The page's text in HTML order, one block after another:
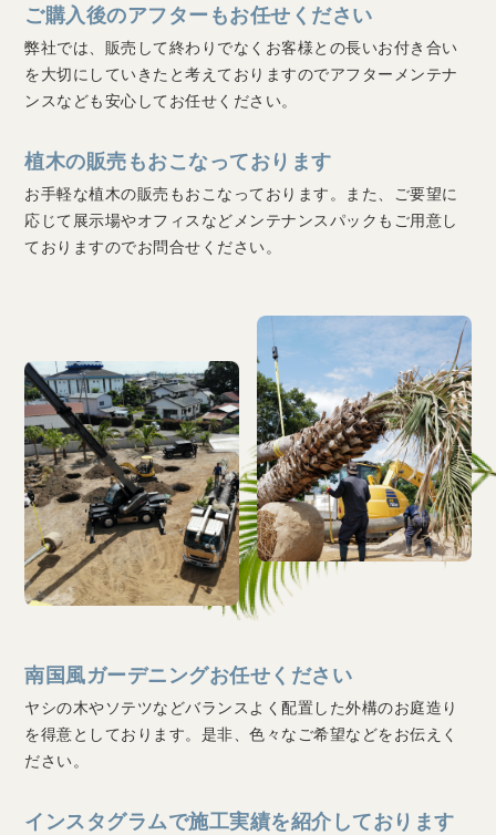
ご購入後のアフターもお任せください
弊社では、販売して終わりでなくお客様との長いお付き合い
を大切にしていきたと考えておりますのでアフターメンテナ
ンスなども安心してお任せください。
植木の販売もおこなっております
お手軽な植木の販売もおこなっております。また、ご要望に
応じて展示場やオフィスなどメンテナンスパックもご用意し
ておりますのでお問合せください。
南国風ガーデニングお任せください
ヤシの木やソテツなどバランスよく配置した外構のお庭造り
を得意としております。是非、色々なご希望などをお伝えく
ださい。
インスタグラムで施工実績を紹介しております